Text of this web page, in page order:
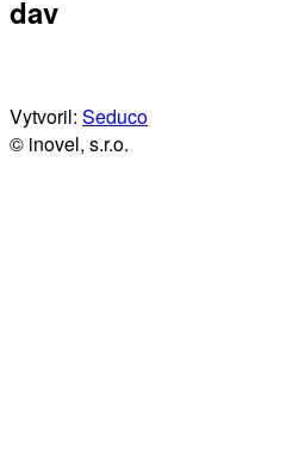
dav
Vytvoril: Seduco
© inovel, s.r.o.